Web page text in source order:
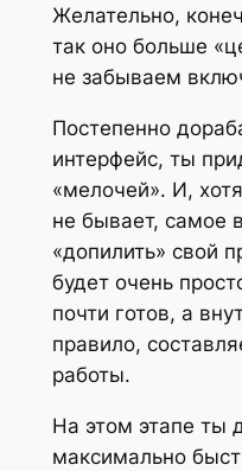
Желательно,
так оно больше
не забываем
Постепенно
интерфейс, ты
«мелочей». И,
не бывает, самое
«допилить» свой
будет очень
почти готов, а
правило,
работы.
На этом этапе ты
максимально